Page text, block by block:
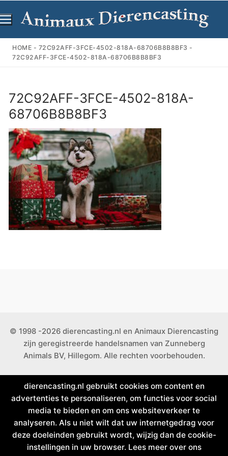
naar
inhoud
HOME - 72C92AFF-3FCE-4502-818A-68706B8B8BF3 -
72C92AFF-3FCE-4502-818A-68706B8B8BF3
72C92AFF-3FCE-4502-818A-
68706B8B8BF3
© 1998 -2026 dierencasting.nl en Animaux Dierencasting
zijn geregistreerde handelsnamen van Zunneberg
Animals BV, Hillegom. Alle rechten voorbehouden.
dierencasting.nl gebruikt cookies om content en
advertenties te personaliseren, om functies voor social
media te bieden en om ons websiteverkeer te
analyseren. Als u niet wilt dat uw internetgedrag voor
deze doeleinden gebruikt wordt, wijzig dan de cookie-
instellingen in uw browser. Lees meer over ons